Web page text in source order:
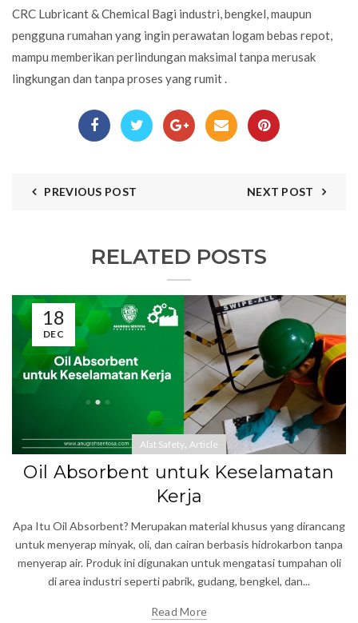
CRC Lubricant & Chemical Bagi industri, bengkel, maupun
pengguna rumahan yang ingin perawatan logam bebas repot,
mampu memberikan perlindungan maksimal tanpa merusak
lingkungan dan tanpa proses yang rumit .
PREVIOUS POST NEXT POST
RELATED POSTS
18
DEC
Alat Safety, Article
Oil Absorbent untuk Keselamatan
Kerja
Apa Itu Oil Absorbent? Merupakan material khusus yang dirancang
untuk menyerap minyak, oli, dan cairan berbasis hidrokarbon tanpa
menyerap air. Produk ini digunakan untuk mengatasi tumpahan oli
di area industri seperti pabrik, gudang, bengkel, dan...
Read More